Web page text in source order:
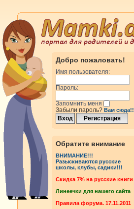
Добро пожаловать!
Имя пользователя:
Пароль:
Запомнить меня
Забыли пароль? Вам сюда!!
Обратите внимание
ВНИМАНИЕ!!!
Разыскиваются русские
школы, клубы, садики!!!
Cкидка 7% на русские книги
Линеечки для нашего сайта
Правила форума. 17.11.2011